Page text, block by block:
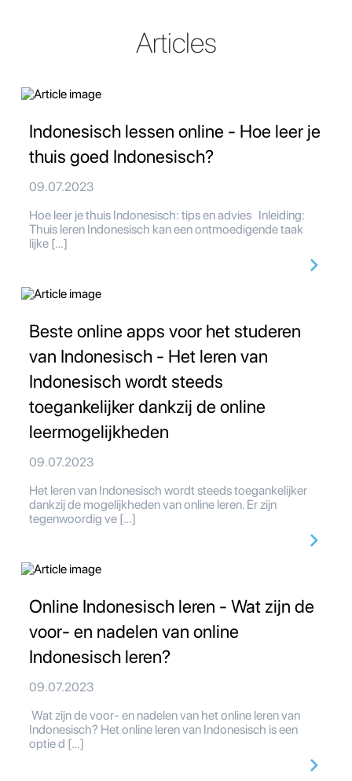
Articles
Indonesisch lessen online - Hoe leer je
thuis goed Indonesisch?
09.07.2023
Hoe leer je thuis Indonesisch: tips en advies Inleiding:
Thuis leren Indonesisch kan een ontmoedigende taak
lijke […]
Beste online apps voor het studeren
van Indonesisch - Het leren van
Indonesisch wordt steeds
toegankelijker dankzij de online
leermogelijkheden
09.07.2023
Het leren van Indonesisch wordt steeds toegankelijker
dankzij de mogelijkheden van online leren. Er zijn
tegenwoordig ve […]
Online Indonesisch leren - Wat zijn de
voor- en nadelen van online
Indonesisch leren?
09.07.2023
Wat zijn de voor- en nadelen van het online leren van
Indonesisch? Het online leren van Indonesisch is een
optie d […]